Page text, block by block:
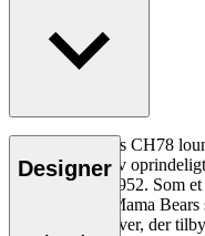
Hans J. Wegners CH78
Bear stolen, blev
CH71 stol fra 1952. Som
loungestole er Mama
indbydende kurver, der
Designer